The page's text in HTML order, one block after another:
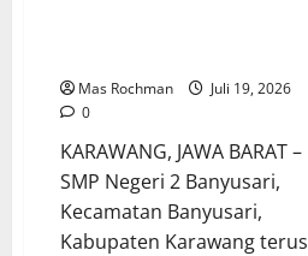
Mas Rochman
Juli 19, 2026
0
KARAWANG, JAWA BARAT –
SMP Negeri 2 Banyusari,
Kecamatan Banyusari,
Kabupaten Karawang terus